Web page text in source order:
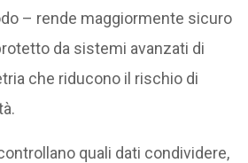
– rende maggiormente sicuro
da sistemi avanzati di
che riducono il rischio di
quali dati condividere,